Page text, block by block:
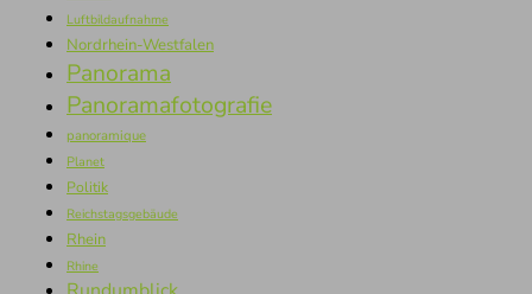
Luftbildaufnahme
Nordrhein-Westfalen
Panorama
Panoramafotografie
panoramique
Planet
Politik
Reichstagsgebäude
Rhein
Rhine